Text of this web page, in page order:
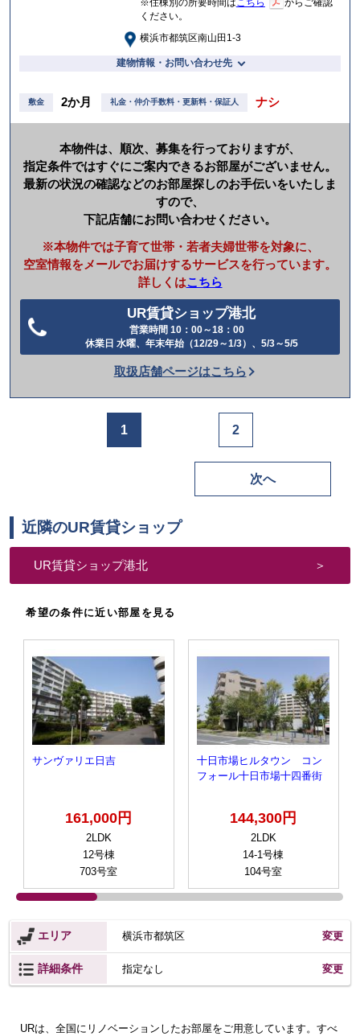
ください。
横浜市都筑区南山田1-3
建物情報・お問い合わせ先
敷金 2か月 礼金・仲介手数料・更新料・保証人 ナシ
本物件は、順次、募集を行っておりますが、
指定条件ではすぐにご案内できるお部屋がございません。
最新の状況の確認などのお部屋探しのお手伝いをいたしま
すので、
下記店舗にお問い合わせください。
※本物件では子育て世帯・若者夫婦世帯を対象に、
空室情報をメールでお届けするサービスを行っています。
詳しくはこちら
UR賃貸ショップ港北
営業時間 10：00～18：00
休業日 水曜、年末年始（12/29～1/3）、5/3～5/5
話
か
取扱店舗ページはこちら
1 2
次へ
近隣のUR賃貸ショップ
UR賃貸ショップ港北
希望の条件に近い部屋を見る
サンヴァリエ日吉
161,000円
2LDK
12号棟
703号室
十日市場ヒルタウン コン
フォール十日市場十四番街
144,300円
2LDK
14-1号棟
104号室
エリア 横浜市都筑区 変更
詳細条件 指定なし 変更
URは、全国にリノベーションしたお部屋をご用意しています。すべ